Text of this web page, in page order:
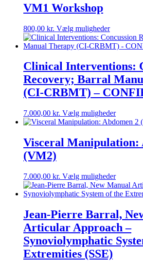
vælges
på
VM1 Workshop
800,00 kr. Vælg mulighederDette
vare
har
varianter.
kan
vælges
på
Clinical Interventions:
Recovery; Barral
(CI-CRBMT) –
7.000,00 kr. Vælg mulighederDette
vare
flere
varianter.
vælges
på
Visceral Manipulation:
(VM2)
7.000,00 kr. Vælg mulighederDette
vare
har
varianter.
kan
vælges
på
Jean-Pierre Barral,
Articular Approach –
Synoviolymphatic
Extremities (SSE)